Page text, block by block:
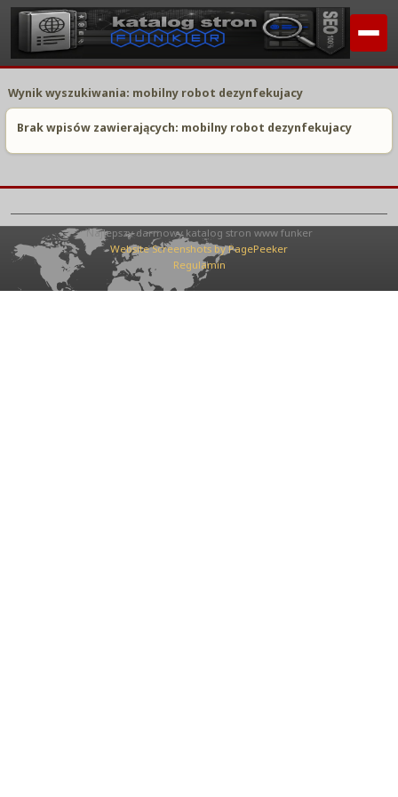
Wynik wyszukiwania: mobilny robot dezynfekujacy
Brak wpisów zawierających: mobilny robot dezynfekujacy
Najlepszy darmowy katalog stron www funker
Website Screenshots by PagePeeker
Regulamin